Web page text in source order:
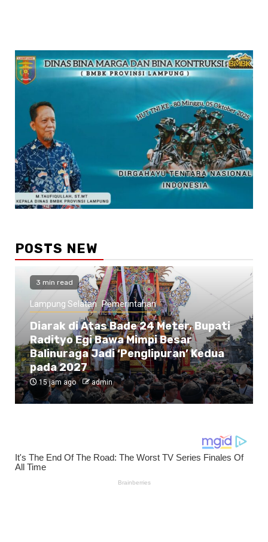
POSTS NEW
3 min read
Lampung Selatan Pemerintahan
Diarak di Atas Bade 24 Meter, Bupati
Radityo Egi Bawa Mimpi Besar
Balinuraga Jadi ‘Penglipuran’ Kedua
pada 2027
15 jam ago admin